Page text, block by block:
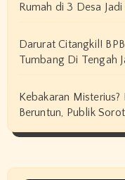
Rumah di 3 Desa Jadi
Darurat Citangkil!
Tumbang Di Tengah
Kebakaran
Beruntun, Publik